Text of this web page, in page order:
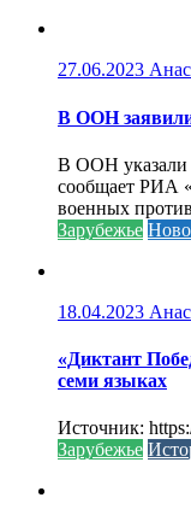
27.06.2023
В ООН
В ООН указали
сообщает РИА
военных
Зарубежье
18.04.2023
«Диктант
семи языках
Источник:
Зарубежье